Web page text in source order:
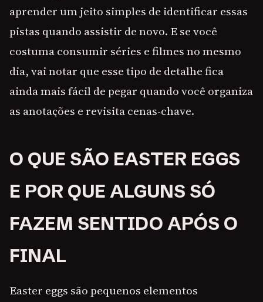
aprender um jeito simples de identificar essas
pistas quando assistir de novo. E se você
costuma consumir séries e filmes no mesmo
dia, vai notar que esse tipo de detalhe fica
ainda mais fácil de pegar quando você organiza
as anotações e revisita cenas-chave.
O QUE SÃO EASTER EGGS
E POR QUE ALGUNS SÓ
FAZEM SENTIDO APÓS O
FINAL
Easter eggs são pequenos elementos